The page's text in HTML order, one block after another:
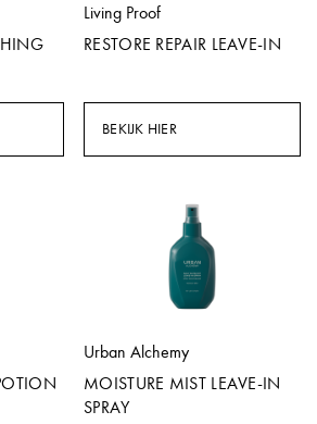
Living Proof
RESTORE REPAIR LEAVE-IN
BEKIJK HIER
Urban Alchemy
MOISTURE MIST LEAVE-IN
SPRAY